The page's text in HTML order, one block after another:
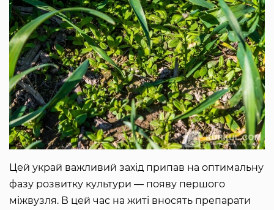
Цей украй важливий захід припав на оптимальну
фазу розвитку культури ― появу першого
міжвузля. В цей час на житі вносять препарати